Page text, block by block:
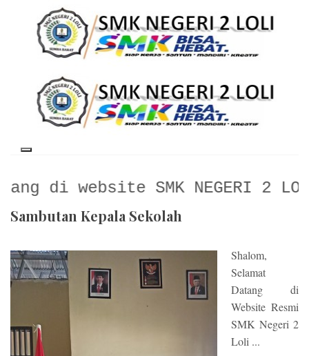
SMK NEGERI 2 LOLI
Sambutan Kepala Sekolah
Shalom,
Selamat
Datang di
Website Resmi
SMK Negeri 2
Loli ...